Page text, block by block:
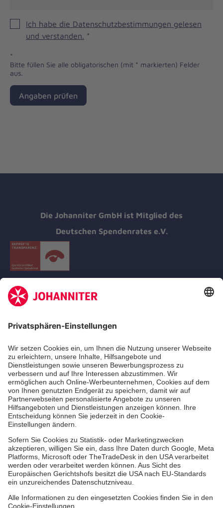
Ich habe die Datenschutzbestimmungen gelesen
und verstanden. *
*
Bitte füllen Sie alle obligatorischen (mit * markierten) Felder
aus.
Angaben prüfen
Die Johanniter GmbH ist Mitglied des
Deutschen Spendenrates e.V.
Medizin & Pflege
Zentren
Patienten
Zuweiser
Über uns
Im Notfall